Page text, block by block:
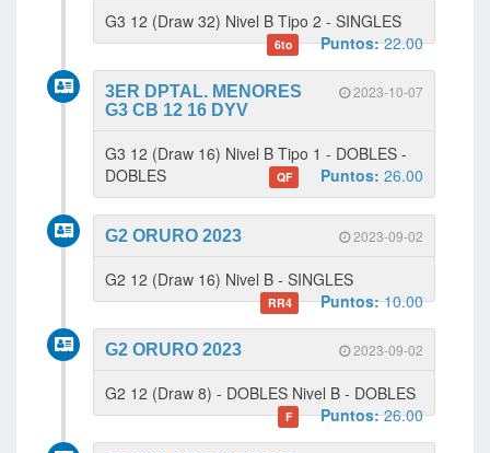
G3 12 (Draw 32) Nivel B Tipo 2 - SINGLES
6to Puntos:22.00
2023-10-07
3ER DPTAL. MENORES
G3 CB 12 16 DYV
G3 12 (Draw 16) Nivel B Tipo 1 - DOBLES -
DOBLES
QF Puntos: 26.00
2023-09-02
G2 ORURO 2023
G2 12 (Draw 16) Nivel B - SINGLES
RR4 Puntos:10.00
2023-09-02
G2 ORURO 2023
G2 12 (Draw 8) - DOBLES Nivel B - DOBLES
F Puntos:26.00